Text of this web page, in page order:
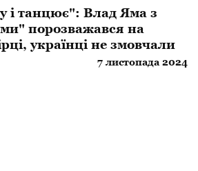
і танцює": Влад Яма з
порозважався на
українці не змовчали
7 листопада 2024